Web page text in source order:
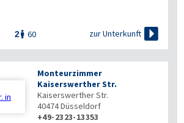
2 60 zur Unterkunft 
Monteurzimmer
Kaiserswerther Str.
Kaiserswerther Str.
40474Düsseldorf
+49-2323-13353